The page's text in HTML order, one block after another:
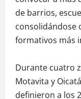
de barrios,
consolidándose
formativos más
Durante cuatro
Motavita y
definieron a los